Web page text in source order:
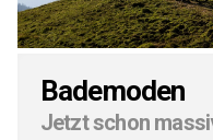
Bademoden
Jetzt schon